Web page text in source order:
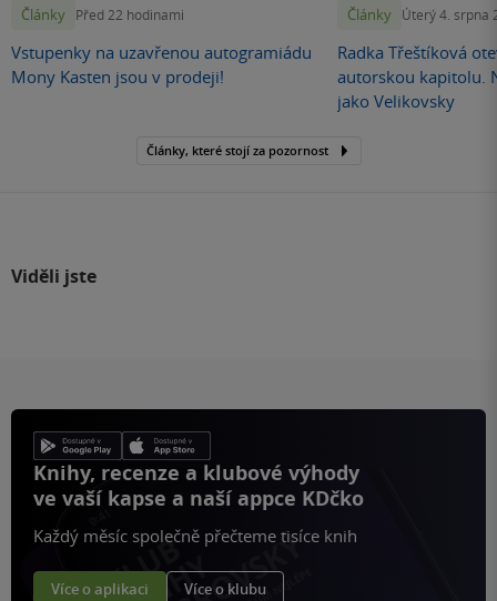
Články Před 22 hodinami
Vstupenky na uzavřenou autogramiádu
Mony Kasten jsou v prodeji!
Články Úterý 4. srpna
Radka Třeštíková
autorskou kapitolu.
jako Velikovsky
Články, které stojí za pozornost
Viděli jste
Knihy, recenze a klubové výhody
ve vaší kapse a naší appce KDčko
Každý měsíc společně přečteme tisíce knih
Více o aplikaci Více o klubu